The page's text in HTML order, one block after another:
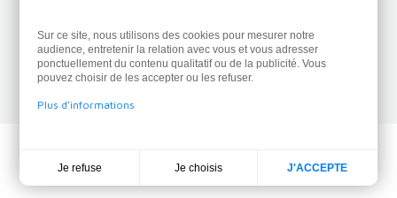
Sur ce site, nous utilisons des cookies pour mesurer notre
audience, entretenir la relation avec vous et vous adresser
ponctuellement du contenu qualitatif ou de la publicité. Vous
pouvez choisir de les accepter ou les refuser.
Plus d'informations
Je refuse Je choisis J'ACCEPTE
me up